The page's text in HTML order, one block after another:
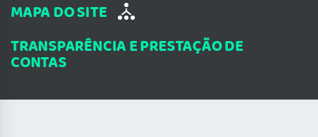
MAPA DO SITE
TRANSPARÊNCIA E PRESTAÇÃO DE
CONTAS